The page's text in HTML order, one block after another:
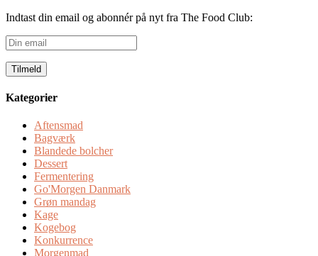
Indtast din email og abonnér på nyt fra The Food Club:
Din
email
Kategorier
Aftensmad
Bagværk
Blandede bolcher
Dessert
Fermentering
Go'Morgen Danmark
Grøn mandag
Kage
Kogebog
Konkurrence
Morgenmad